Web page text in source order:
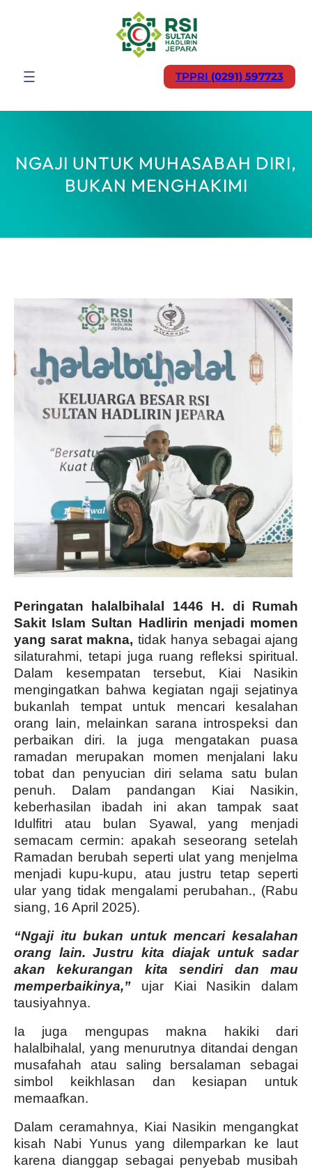
TPPRI (0291) 597723
NGAJI UNTUK MUHASABAH DIRI,
BUKAN MENGHAKIMI
Peringatan halalbihalal 1446 H. di Rumah
Sakit Islam Sultan Hadlirin menjadi momen
yang sarat makna, tidak hanya sebagai ajang
silaturahmi, tetapi juga ruang refleksi spiritual.
Dalam kesempatan tersebut, Kiai Nasikin
mengingatkan bahwa kegiatan ngaji sejatinya
bukanlah tempat untuk mencari kesalahan
orang lain, melainkan sarana introspeksi dan
perbaikan diri. Ia juga mengatakan puasa
ramadan merupakan momen menjalani laku
tobat dan penyucian diri selama satu bulan
penuh. Dalam pandangan Kiai Nasikin,
keberhasilan ibadah ini akan tampak saat
Idulfitri atau bulan Syawal, yang menjadi
semacam cermin: apakah seseorang setelah
Ramadan berubah seperti ulat yang menjelma
menjadi kupu-kupu, atau justru tetap seperti
ular yang tidak mengalami perubahan., (Rabu
siang, 16 April 2025).
“Ngaji itu bukan untuk mencari kesalahan
orang lain. Justru kita diajak untuk sadar
akan kekurangan kita sendiri dan mau
memperbaikinya,”
ujar Kiai Nasikin dalam
tausiyahnya.
Ia juga mengupas makna hakiki dari
halalbihalal, yang menurutnya ditandai dengan
musafahah atau saling bersalaman sebagai
simbol keikhlasan dan kesiapan untuk
memaafkan.
Dalam ceramahnya, Kiai Nasikin mengangkat
kisah Nabi Yunus yang dilemparkan ke laut
karena dianggap sebagai penyebab musibah